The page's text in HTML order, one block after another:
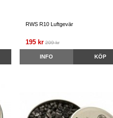
RWS R10 Luftgevär
195 kr 209 kr
INFO KÖP